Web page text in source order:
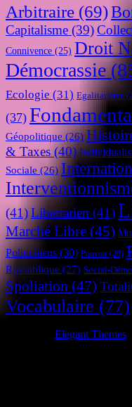
Arbitraire (69)
Capitalisme (39)
Connivence (25) Droit
Démocrassie
Ecologie (31) Egalitarisme
(37)
Géopolitique (26)
& Taxes (40)
Sociale (26)
(41)Libertarien (41)
Marché Libre (45)
Politichiens (30) Pouvoir (20)
Ripoublique (27) Social-
Spoliation (47)
Vocabulaire (77)
Elegant Themes